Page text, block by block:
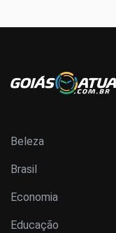
Beleza
Brasil
Economia
Educação